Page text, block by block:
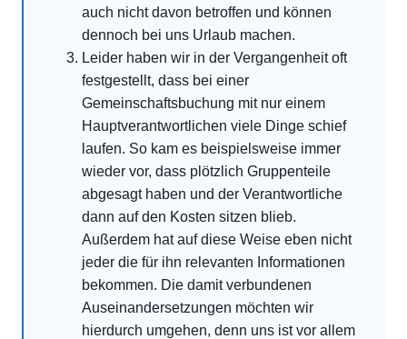
auch nicht davon betroffen und können
dennoch bei uns Urlaub machen.
Leider haben wir in der Vergangenheit oft
festgestellt, dass bei einer
Gemeinschaftsbuchung mit nur einem
Hauptverantwortlichen viele Dinge schief
laufen. So kam es beispielsweise immer
wieder vor, dass plötzlich Gruppenteile
abgesagt haben und der Verantwortliche
dann auf den Kosten sitzen blieb.
Außerdem hat auf diese Weise eben nicht
jeder die für ihn relevanten Informationen
bekommen. Die damit verbundenen
Auseinandersetzungen möchten wir
hierdurch umgehen, denn uns ist vor allem